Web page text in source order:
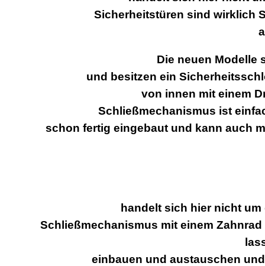
Sicherheitstüren sind wirklich
Die neuen Modelle
und besitzen ein
von innen mit einem
Schließmechanismus ist
schon fertig eingebaut und kann auch
handelt sich hier nicht
Schließmechanismus mit einem
einbauen und austauschen